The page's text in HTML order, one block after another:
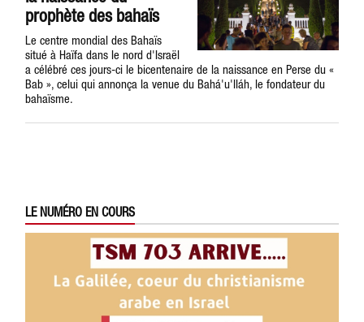
prophète des bahaïs
Le centre mondial des Bahaïs
situé à Haïfa dans le nord d'Israël
a célébré ces jours-ci le bicentenaire de la naissance en Perse du «
Bab », celui qui annonça la venue du Bahá'u'lláh, le fondateur du
bahaïsme.
LE NUMÉRO EN COURS